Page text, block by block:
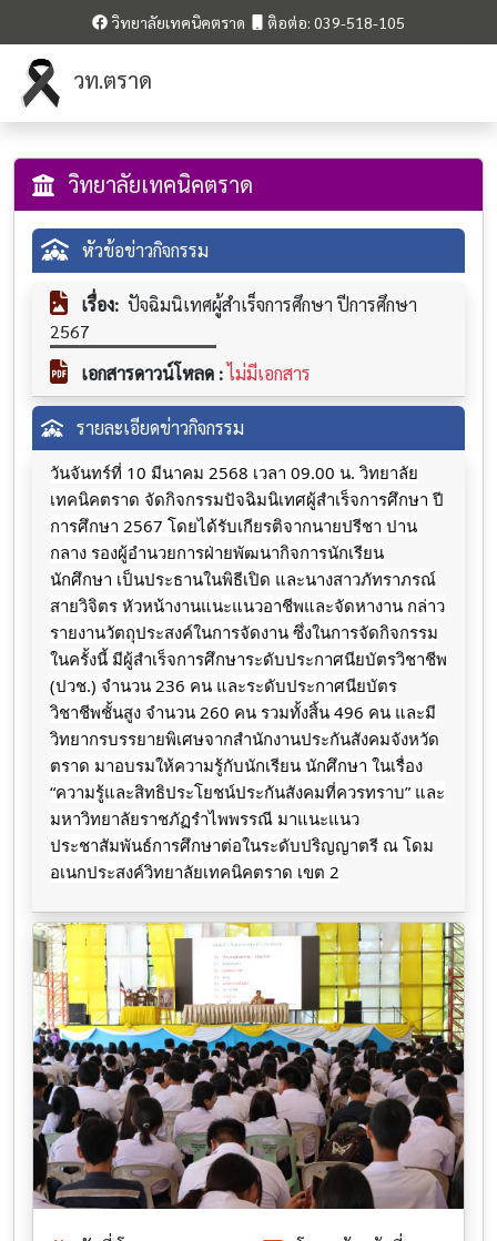
วิทยาลัยเทคนิคตราด ติอต่อ: 039-518-105
วท.ตราด
วิทยาลัยเทคนิคตราด
หัวข้อข่าวกิจกรรม
เรื่อง: ปัจฉิมนิเทศผู้สำเร็จการศึกษา ปีการศึกษา
2567
เอกสารดาวน์โหลด : ไม่มีเอกสาร
รายละเอียดข่าวกิจกรรม
วันจันทร์ที่ 10 มีนาคม 2568 เวลา 09.00 น. วิทยาลัย
เทคนิคตราด จัดกิจกรรมปัจฉิมนิเทศผู้สำเร็จการศึกษา ปี
การศึกษา 2567 โดยได้รับเกียรติจากนายปรีชา ปาน
กลาง รองผู้อำนวยการฝ่ายพัฒนากิจการนักเรียน
นักศึกษา เป็นประธานในพิธีเปิด และนางสาวภัทราภรณ์
สายวิจิตร หัวหน้างานแนะแนวอาชีพและจัดหางาน กล่าว
รายงานวัตถุประสงค์ในการจัดงาน ซึ่งในการจัดกิจกรรม
ในครั้งนี้ มีผู้สำเร็จการศึกษาระดับประกาศนียบัตรวิชาชีพ
(ปวช.) จำนวน 236 คน และระดับประกาศนียบัตร
วิชาชีพชั้นสูง จำนวน 260 คน รวมทั้งสิ้น 496 คน และมี
วิทยากรบรรยายพิเศษจากสำนักงานประกันสังคมจังหวัด
ตราด มาอบรมให้ความรู้กับนักเรียน นักศึกษา ในเรื่อง
“ความรู้และสิทธิประโยชน์ประกันสังคมที่ควรทราบ” และ
มหาวิทยาลัยราชภัฏรำไพพรรณี มาแนะแนว
ประชาสัมพันธ์การศึกษาต่อในระดับปริญญาตรี ณ โดม
อเนกประสงค์วิทยาลัยเทคนิคตราด เขต 2